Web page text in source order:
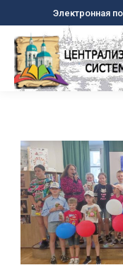
Электронная